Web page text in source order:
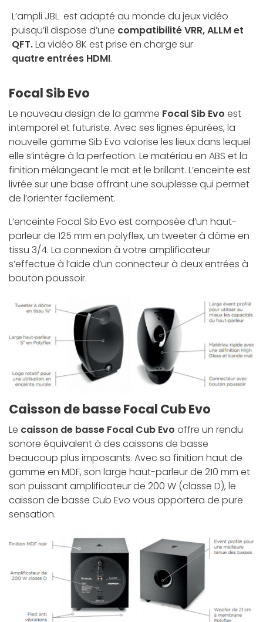
L’ampli JBL est adapté au monde du jeux vidéo
puisqu’il dispose d’une compatibilité VRR, ALLM et
QFT.La vidéo 8K est prise en charge sur
quatre entrées HDMI.
Focal Sib Evo
Le nouveau design de la gamme Focal Sib Evo est
intemporel et futuriste. Avec ses lignes épurées, la
nouvelle gamme Sib Evo valorise les lieux dans lequel
elle s’intègre à la perfection. Le matériau en ABS et la
finition mélangeant le mat et le brillant. L’enceinte est
livrée sur une base offrant une souplesse qui permet
de l’orienter facilement.
L’enceinte Focal Sib Evo est composée d’un haut-
parleur de 125 mm en polyflex, un tweeter à dôme en
tissu 3/4. La connexion à votre amplificateur
s’effectue à l’aide d’un connecteur à deux entrées à
bouton poussoir.
Caisson de basse Focal Cub Evo
Le caisson de basse Focal Cub Evo offre un rendu
sonore équivalent à des caissons de basse
beaucoup plus imposants. Avec sa finition haut de
gamme en MDF, son large haut-parleur de 210 mm et
son puissant amplificateur de 200 W (classe D), le
caisson de basse Cub Evo vous apportera de pure
sensation.